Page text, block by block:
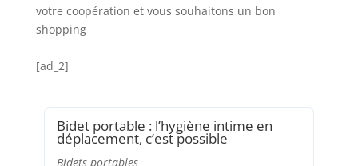
votre coopération et vous souhaitons un bon
shopping
[ad_2]
Bidet portable : l’hygiène intime en
déplacement, c’est possible
Bidets portables